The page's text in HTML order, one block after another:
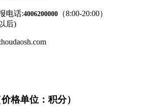
电话:4006200000 （8:00-20:00）
后)
价格单位：积分）